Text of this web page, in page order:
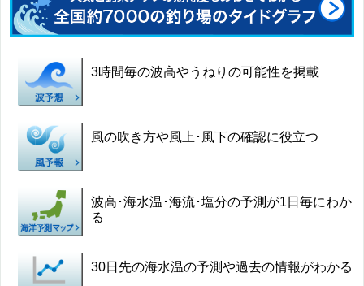
3時間毎の波高やうねりの可能性を掲載
風の吹き方や風上･風下の確認に役立つ
波高･海水温･海流･塩分の予測が1日毎にわか
る
30日先の海水温の予測や過去の情報がわかる